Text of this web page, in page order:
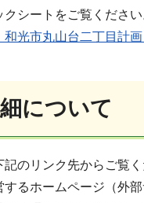
シートをご覧ください
光市丸山台二丁目計
について
のリンク先からご覧く
るホームページ（外